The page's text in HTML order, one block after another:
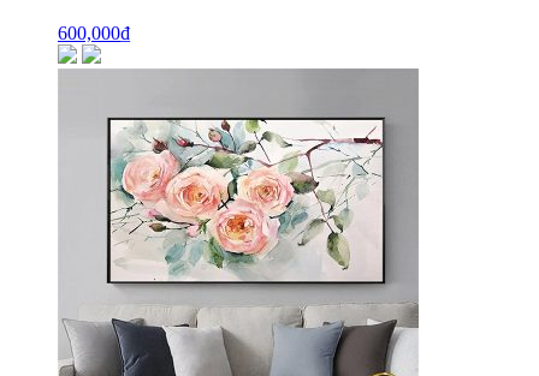
600,000₫